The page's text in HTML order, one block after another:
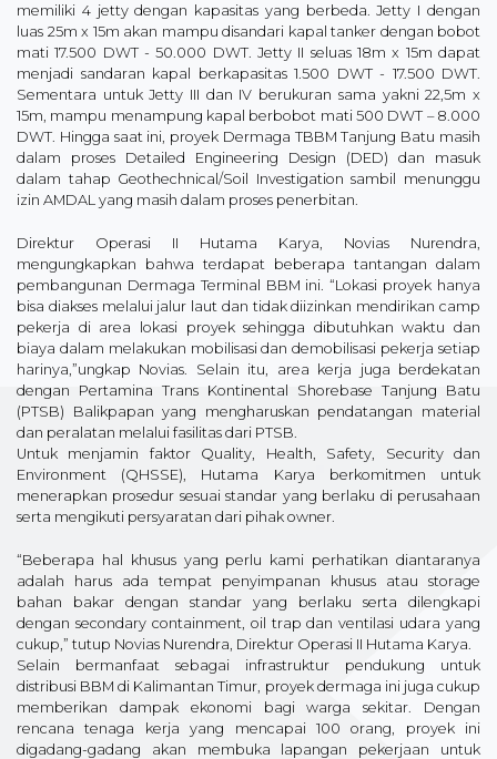
memiliki 4 jetty dengan kapasitas yang berbeda. Jetty I dengan
luas 25m x 15m akan mampu disandari kapal tanker dengan bobot
mati 17.500 DWT - 50.000 DWT. Jetty II seluas 18m x 15m dapat
menjadi sandaran kapal berkapasitas 1.500 DWT - 17.500 DWT.
Sementara untuk Jetty III dan IV berukuran sama yakni 22,5m x
15m, mampu menampung kapal berbobot mati 500 DWT – 8.000
DWT. Hingga saat ini, proyek Dermaga TBBM Tanjung Batu masih
dalam proses Detailed Engineering Design (DED) dan masuk
dalam tahap Geothechnical/Soil Investigation sambil menunggu
izin AMDAL yang masih dalam proses penerbitan.
Direktur Operasi II Hutama Karya, Novias Nurendra,
mengungkapkan bahwa terdapat beberapa tantangan dalam
pembangunan Dermaga Terminal BBM ini. “Lokasi proyek hanya
bisa diakses melalui jalur laut dan tidak diizinkan mendirikan camp
pekerja di area lokasi proyek sehingga dibutuhkan waktu dan
biaya dalam melakukan mobilisasi dan demobilisasi pekerja setiap
harinya,”ungkap Novias. Selain itu, area kerja juga berdekatan
dengan Pertamina Trans Kontinental Shorebase Tanjung Batu
(PTSB) Balikpapan yang mengharuskan pendatangan material
dan peralatan melalui fasilitas dari PTSB.
Untuk menjamin faktor Quality, Health, Safety, Security dan
Environment (QHSSE), Hutama Karya berkomitmen untuk
menerapkan prosedur sesuai standar yang berlaku di perusahaan
serta mengikuti persyaratan dari pihak owner.
“Beberapa hal khusus yang perlu kami perhatikan diantaranya
adalah harus ada tempat penyimpanan khusus atau storage
bahan bakar dengan standar yang berlaku serta dilengkapi
dengan secondary containment, oil trap dan ventilasi udara yang
cukup,” tutup Novias Nurendra, Direktur Operasi II Hutama Karya.
Selain bermanfaat sebagai infrastruktur pendukung untuk
distribusi BBM di Kalimantan Timur, proyek dermaga ini juga cukup
memberikan dampak ekonomi bagi warga sekitar. Dengan
rencana tenaga kerja yang mencapai 100 orang, proyek ini
digadang-gadang akan membuka lapangan pekerjaan untuk